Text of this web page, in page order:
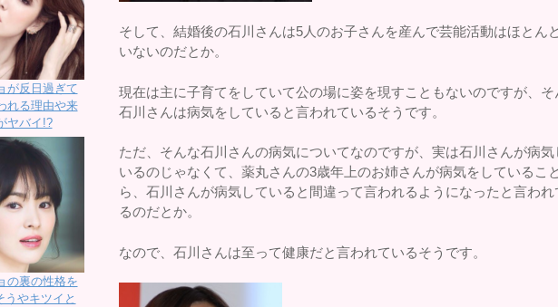
そして、結婚後の石川さんは5人のお子さんを産んで芸能活動はほとん
いないのだとか。
現在は主に子育てをしていて公の場に姿を現すこともないのですが、そ
石川さんは病気をしていると言われているそうです。
ただ、そんな石川さんの病気についてなのですが、実は石川さんが病気
いるのじゃなくて、薬丸さんの3歳年上のお姉さんが病気をしているこ
ら、石川さんが病気していると間違って言われるようになったと言われ
るのだとか。
なので、石川さんは至って健康だと言われているそうです。
が反日過ぎて
れる理由や来
ヤバイ!?
の裏の性格を
うやキツイと